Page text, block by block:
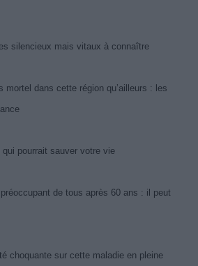
silencieux mais vitaux à connaître
mortel dans cette région qu’ailleurs : les
pourrait sauver votre vie
de tous après 60 ans : il peut
choquante sur cette maladie en pleine